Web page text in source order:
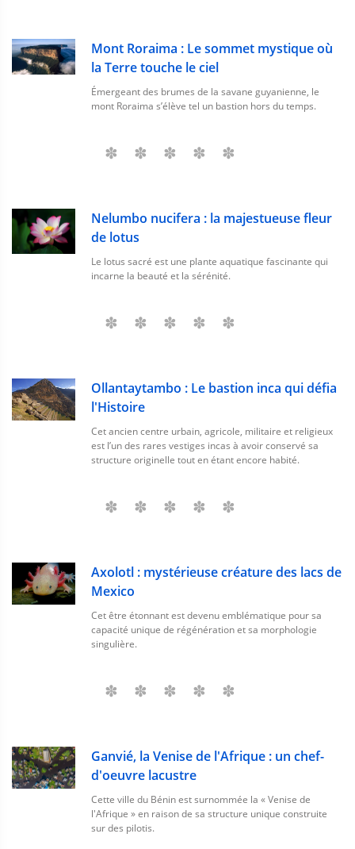
Mont Roraima : Le sommet mystique où
la Terre touche le ciel
Émergeant des brumes de la savane guyanienne, le
mont Roraima s’élève tel un bastion hors du temps.
Nelumbo nucifera : la majestueuse fleur
de lotus
Le lotus sacré est une plante aquatique fascinante qui
incarne la beauté et la sérénité.
Ollantaytambo : Le bastion inca qui défia
l'Histoire
Cet ancien centre urbain, agricole, militaire et religieux
est l’un des rares vestiges incas à avoir conservé sa
structure originelle tout en étant encore habité.
Axolotl : mystérieuse créature des lacs de
Mexico
Cet être étonnant est devenu emblématique pour sa
capacité unique de régénération et sa morphologie
singulière.
Ganvié, la Venise de l'Afrique : un chef-
d'oeuvre lacustre
Cette ville du Bénin est surnommée la « Venise de
l'Afrique » en raison de sa structure unique construite
sur des pilotis.